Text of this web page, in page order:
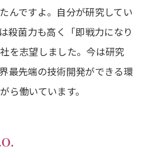
んですよ。自分が研究してい
殺菌力も高く「即戦力になり
を志望しました。今は研究
最先端の技術開発ができる環
ら働いています。